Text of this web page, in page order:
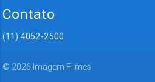
Contato
(11) 4052-2500
© 2026 Imagem Filmes